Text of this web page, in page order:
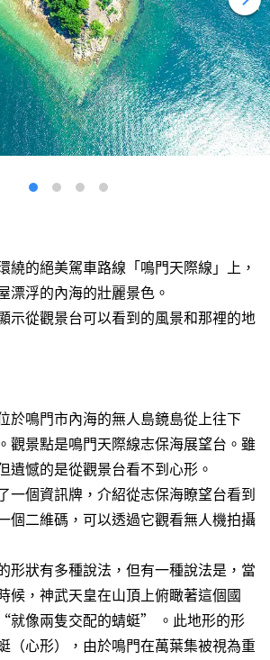
繞的絕美駕車路線「鳴門天際線」上，
漂浮的內海的壯麗景色。
示從觀景台可以看到的風景和那裡的地
於鳴門市內海的無人島鏡島從上往下
觀景點是鳴門天際線志保海展望台。雖
遺憾的是從觀景台看不到心形。
一個資訊牌，介紹從志保海瞭望台看到
個二維碼，可以透過它觀看無人機拍攝
形狀有多種說法，但有一種說法是，當
候，神武天皇在山頂上俯瞰著這個國
就像兩隻交配的蜻蜓” 。此地形的形
（心形），由於鳴門在萬葉集被視為重